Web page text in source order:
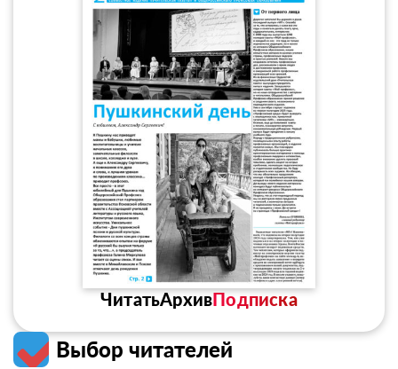
ЧитатьАрхивПодписка
Выбор читателей